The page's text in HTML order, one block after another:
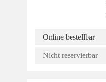
Online bestellbar
Nicht reservierbar